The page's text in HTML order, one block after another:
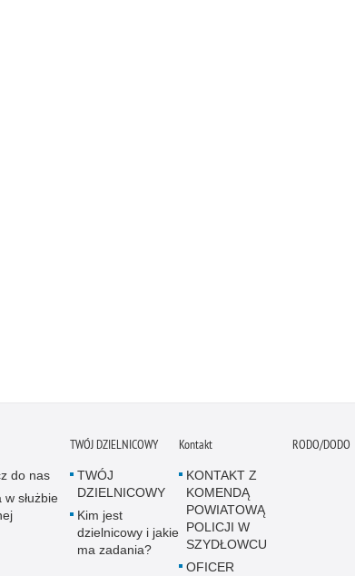
do nas
w służbie
TWÓJ DZIELNICOWY
TWÓJ
DZIELNICOWY
Kim jest
dzielnicowy i jakie
ma zadania?
Kontakt
KONTAKT Z
KOMENDĄ
POWIATOWĄ
POLICJI W
SZYDŁOWCU
OFICER
RODO/DODO